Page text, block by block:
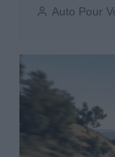
Auto Pour